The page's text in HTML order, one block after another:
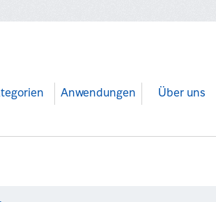
Anwendungen Über uns